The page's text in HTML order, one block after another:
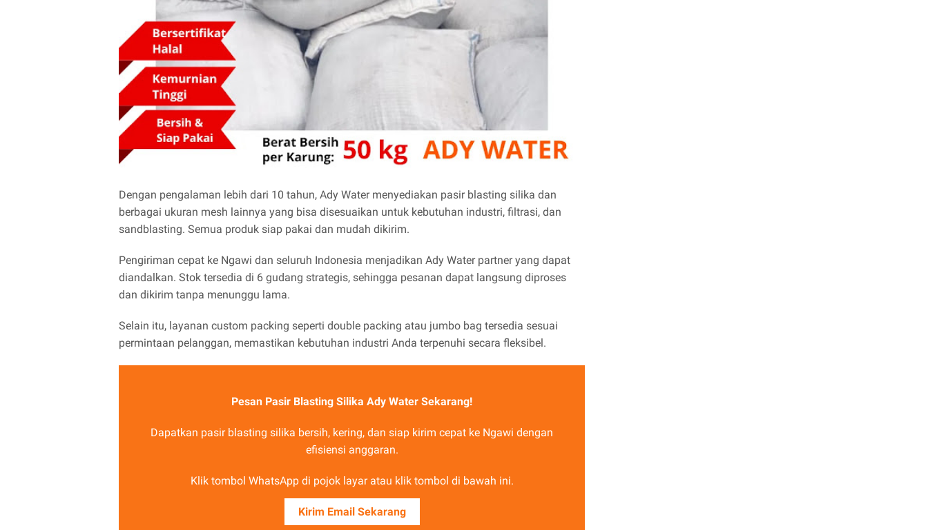
Dengan pengalaman lebih dari 10 tahun, Ady Water menyediakan pasir blasting silika dan
berbagai ukuran mesh lainnya yang bisa disesuaikan untuk kebutuhan industri, filtrasi, dan
sandblasting. Semua produk siap pakai dan mudah dikirim.
Pengiriman cepat ke Ngawi dan seluruh Indonesia menjadikan Ady Water partner yang dapat
diandalkan. Stok tersedia di 6 gudang strategis, sehingga pesanan dapat langsung diproses
dan dikirim tanpa menunggu lama.
Selain itu, layanan custom packing seperti double packing atau jumbo bag tersedia sesuai
permintaan pelanggan, memastikan kebutuhan industri Anda terpenuhi secara fleksibel.
Pesan Pasir Blasting Silika Ady Water Sekarang!
Dapatkan pasir blasting silika bersih, kering, dan siap kirim cepat ke Ngawi dengan
efisiensi anggaran.
Klik tombol WhatsApp di pojok layar atau klik tombol di bawah ini.
Kirim Email Sekarang